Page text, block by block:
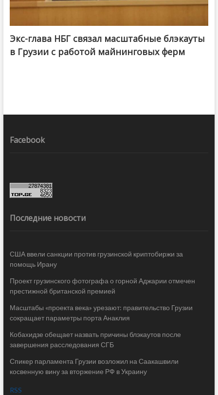
Экс-глава НБГ связал масштабные блэкауты
в Грузии с работой майнинговых ферм
Facebook
Последние новости
США ввели санкции против грузинской криптобиржи за
помощь Ирану
Проект грузинского фотографа о горной Аджарии отмечен
престижной британской премией
Масштабы «проекта века» урезают: правительство Грузии
сокращает параметры порта Анаклия
Кобахидзе обещает назвать причины блэкаутов после
завершения расследования СГБ
Спикер парламента Грузии возложил на Саакашвили
косвенную вину за вторжение РФ в Украину
RSS